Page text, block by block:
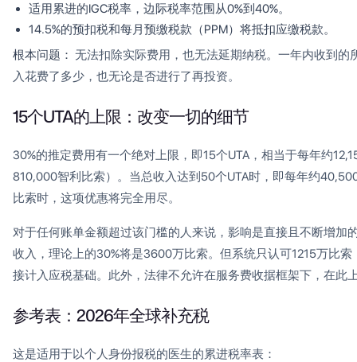
适用累进的IGC税率，边际税率范围从0%到40%。
14.5%的预扣税和每月预缴税款（PPM）将抵扣应缴税款。
根本问题： 无法扣除实际费用，也无法延期纳税。一年内收到的
入花费了多少，也无论是否进行了再投资。
15个UTA的上限：改变一切的细节
30%的推定费用有一个绝对上限，即15个UTA，相当于每年约
810,000智利比索）。当总收入达到50个UTA时，即每年约
比索时，这项优惠将完全用尽。
对于任何账单金额超过该门槛的人来说，影响是直接且不断增加
收入，理论上的30%将是3600万比索。但系统只认可1215万比
接计入应税基础。此外，法律不允许在服务费收据框架下，在此
参考表：2026年全球补充税
这是适用于以个人身份报税的医生的累进税率表：